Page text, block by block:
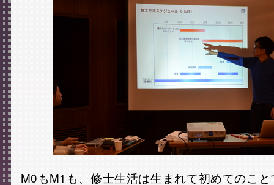
M0もM1も、修士生活は生まれて初めてのこ